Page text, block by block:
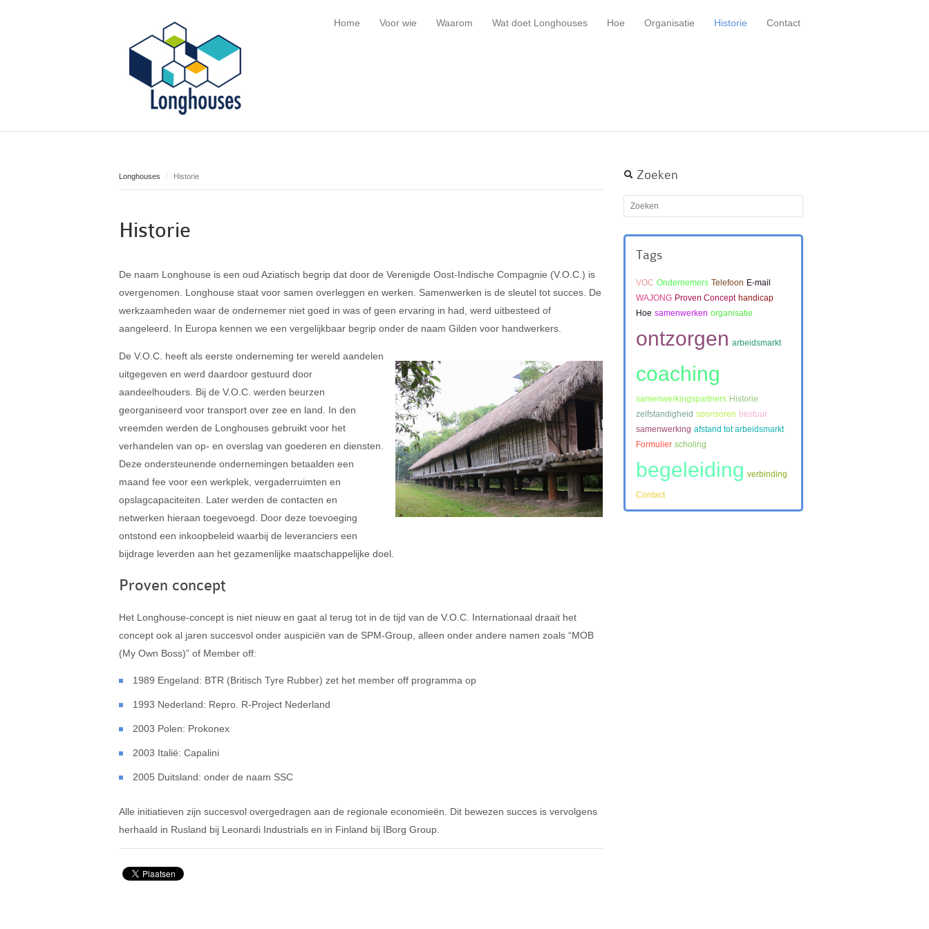
Home Voor wie Waarom Wat doet Longhouses Hoe Organisatie Historie Contact
Longhouses Historie
Historie
De naam Longhouse is een oud Aziatisch begrip dat door de Verenigde Oost-Indische Compagnie (V.O.C.) is
overgenomen. Longhouse staat voor samen overleggen en werken. Samenwerken is de sleutel tot succes. De
werkzaamheden waar de ondernemer niet goed in was of geen ervaring in had, werd uitbesteed of
aangeleerd. In Europa kennen we een vergelijkbaar begrip onder de naam Gilden voor handwerkers.
De V.O.C. heeft als eerste onderneming ter wereld aandelen
uitgegeven en werd daardoor gestuurd door
aandeelhouders. Bij de V.O.C. werden beurzen
georganiseerd voor transport over zee en land. In den
vreemden werden de Longhouses gebruikt voor het
verhandelen van op- en overslag van goederen en diensten.
Deze ondersteunende ondernemingen betaalden een
maand fee voor een werkplek, vergaderruimten en
opslagcapaciteiten. Later werden de contacten en
netwerken hieraan toegevoegd. Door deze toevoeging
ontstond een inkoopbeleid waarbij de leveranciers een
bijdrage leverden aan het gezamenlijke maatschappelijke doel.
Proven concept
Het Longhouse-concept is niet nieuw en gaat al terug tot in de tijd van de V.O.C. Internationaal draait het
concept ook al jaren succesvol onder auspiciën van de SPM-Group, alleen onder andere namen zoals “MOB
(My Own Boss)” of Member off:
1989 Engeland: BTR (Britisch Tyre Rubber) zet het member off programma op
1993 Nederland: Repro. R-Project Nederland
2003 Polen: Prokonex
2003 Italië: Capalini
2005 Duitsland: onder de naam SSC
Alle initiatieven zijn succesvol overgedragen aan de regionale economieën. Dit bewezen succes is vervolgens
herhaald in Rusland bij Leonardi Industrials en in Finland bij IBorg Group.
Zoeken
Tags
VOC Ondernemers Telefoon E-mail
WAJONG Proven Concept handicap
Hoe samenwerken organisatie
ontzorgen arbeidsmarkt
coaching
samenwerkingspartners Historie
zelfstandigheid sponsoren bestuur
samenwerking afstand tot arbeidsmarkt
Formulier scholing
begeleiding verbinding
Contact